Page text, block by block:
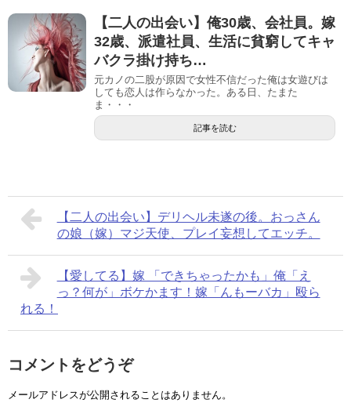
【二人の出会い】俺30歳、会社員。嫁
32歳、派遣社員、生活に貧窮してキャ
バクラ掛け持ち…
元カノの二股が原因で女性不信だった俺は女遊びは
しても恋人は作らなかった。ある日、たまた
ま・・・
記事を読む
【二人の出会い】デリヘル未遂の後。おっさん
の娘（嫁）マジ天使、プレイ妄想してエッチ。
【愛してる】嫁 「できちゃったかも」俺「え
っ？何が」ボケかます！嫁「んもーバカ」殴ら
れる！
コメントをどうぞ
メールアドレスが公開されることはありません。